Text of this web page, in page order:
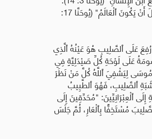
يَكُونَ ٱلْعَالَمُ" (يُوحَنَّا 17:
عَلَى ٱلصَّلِيبِ هُوَ عَيْنُهُ ٱلَّذِي
عَلَى لَوْحَةِ كُلِّ صَيْدَلِيَّةٍ فِي
مُوسَى لِيَشْفِيَ ٱللَّهُ كُلَّ مَنْ نَظَرَ
عَلَى خَشَبَةِ ٱلصَّلِيبِ، فَهُوَ ٱلطَّبِيبُ
ٱلْعِبْرَانِيِّينَ: "مُحَدِّقِينَ إِلَى
مُسْتَخِفًّا بِٱلْعَارِ، ثُمَّ جَلَسَ